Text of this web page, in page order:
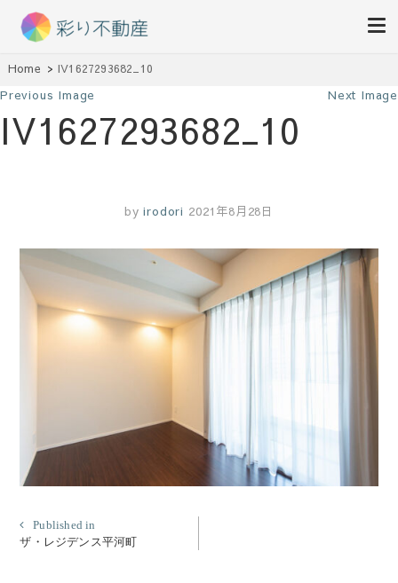
彩り不動産
Home IV1627293682_10
Previous Image Next Image
IV1627293682_10
by irodori 2021年8月28日
投
稿
Published in
ザ・レジデンス平河町